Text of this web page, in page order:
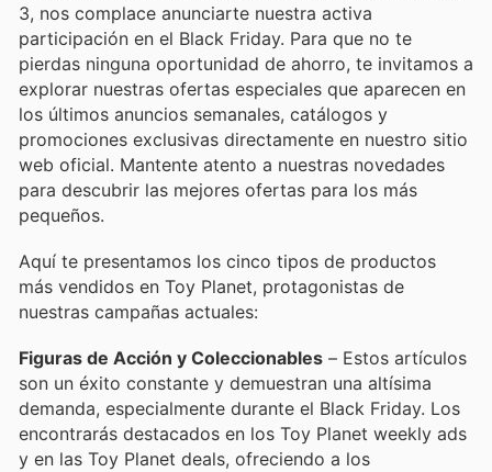
3, nos complace anunciarte nuestra activa
participación en el Black Friday. Para que no te
pierdas ninguna oportunidad de ahorro, te invitamos a
explorar nuestras ofertas especiales que aparecen en
los últimos anuncios semanales, catálogos y
promociones exclusivas directamente en nuestro sitio
web oficial. Mantente atento a nuestras novedades
para descubrir las mejores ofertas para los más
pequeños.
Aquí te presentamos los cinco tipos de productos
más vendidos en Toy Planet, protagonistas de
nuestras campañas actuales:
Figuras de Acción y Coleccionables – Estos artículos
son un éxito constante y demuestran una altísima
demanda, especialmente durante el Black Friday. Los
encontrarás destacados en los Toy Planet weekly ads
y en las Toy Planet deals, ofreciendo a los